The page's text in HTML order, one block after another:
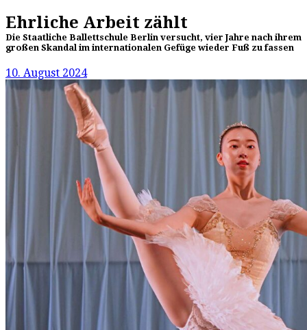
Ehrliche Arbeit zählt
Die Staatliche Ballettschule Berlin versucht, vier Jahre nach ihrem
großen Skandal im internationalen Gefüge wieder Fuß zu fassen
10. August 2024